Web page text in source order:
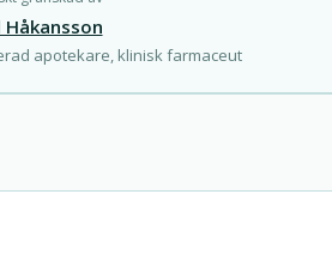
Håkansson
apotekare, klinisk farmaceut